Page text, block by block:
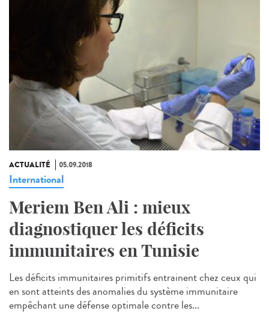
ACTUALITÉ 05.09.2018
International
Meriem Ben Ali : mieux
diagnostiquer les déficits
immunitaires en Tunisie
Les déficits immunitaires primitifs entrainent chez ceux qui
en sont atteints des anomalies du système immunitaire
empêchant une défense optimale contre les...